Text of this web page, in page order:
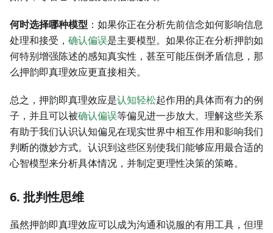
何时选择哪种模型 ：如果你正在分析先前信念如何影响信息
处理和接受， 确认偏误是主要模型。如果你正在分析押韵如
何特别增强陈述的感知真实性，甚至可能压倒矛盾信息，那
么押韵即真理效应更直接相关。
总之，押韵即真理效应是认知轻松起作用的具体而有力的例
子，并且可以被确认偏误等偏见进一步放大。理解这些关系
有助于我们认识认知偏见在现实世界中相互作用和影响我们
判断的微妙方式。认识到这些区别使我们能够应用最合适的
心智模型来分析具体情况，并制定更理性决策的策略。
6. 批判性思维
虽然押韵即真理效应可以成为沟通和说服的有用工具，但理